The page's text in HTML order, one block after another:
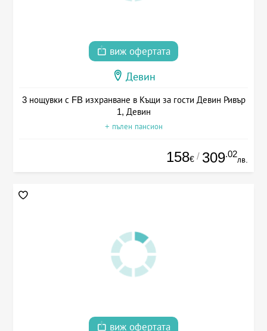
виж офертата
Девин
3 нощувки с FB изхранване в Къщи за гости Девин Ривър
1, Девин
+ пълен пансион
158€ / 309.02
лв.
виж офертата